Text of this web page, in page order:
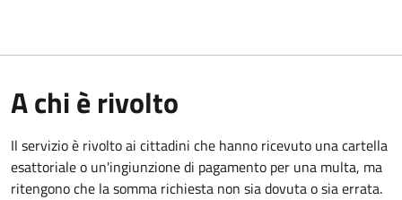
A chi è rivolto
Il servizio è rivolto ai cittadini che hanno ricevuto una cartella
esattoriale o un'ingiunzione di pagamento per una multa, ma
ritengono che la somma richiesta non sia dovuta o sia errata.